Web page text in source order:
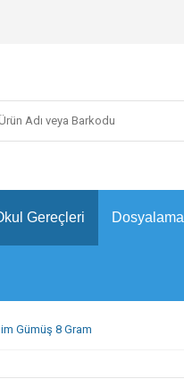
Gereçleri Dosyalama
Gümüş 8 Gram